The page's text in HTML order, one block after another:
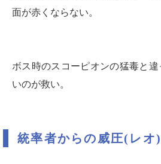
面が赤くならない。
ボス時のスコーピオンの猛毒と
いのが救い。
統率者からの威圧(レオ)